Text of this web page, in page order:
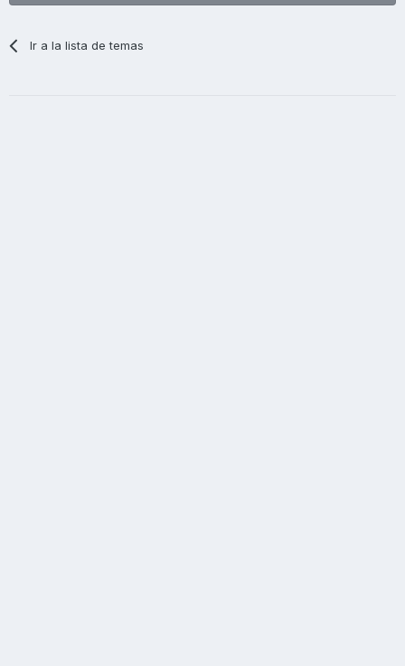
Ir a la lista de temas